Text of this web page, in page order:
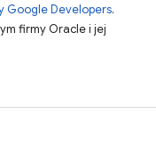
Google Developers.
firmy Oracle i jej